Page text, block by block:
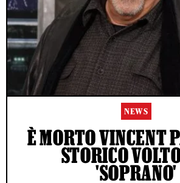
NEWS
È MORTO VINCENT
STORICO
'SOPRANO'